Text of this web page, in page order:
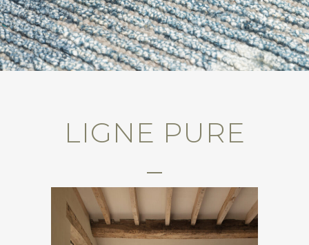
LIGNE PURE